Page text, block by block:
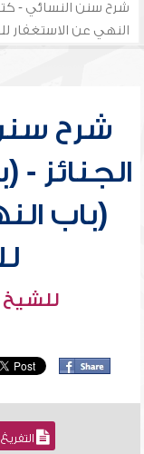
شرح سنن النسائي -
النهي عن الاستغفار
شرح
الجنائز -
(باب
للشيخ